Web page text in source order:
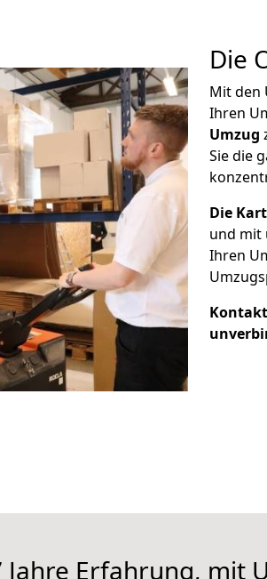
Die
Mit den
Ihren
Umzug
Sie die
Die
und mit
Ihren
Erfahrung, mit